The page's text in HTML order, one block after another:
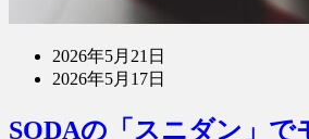
2026年5月21日
2026年5月17日
SODAの「スニダン」で